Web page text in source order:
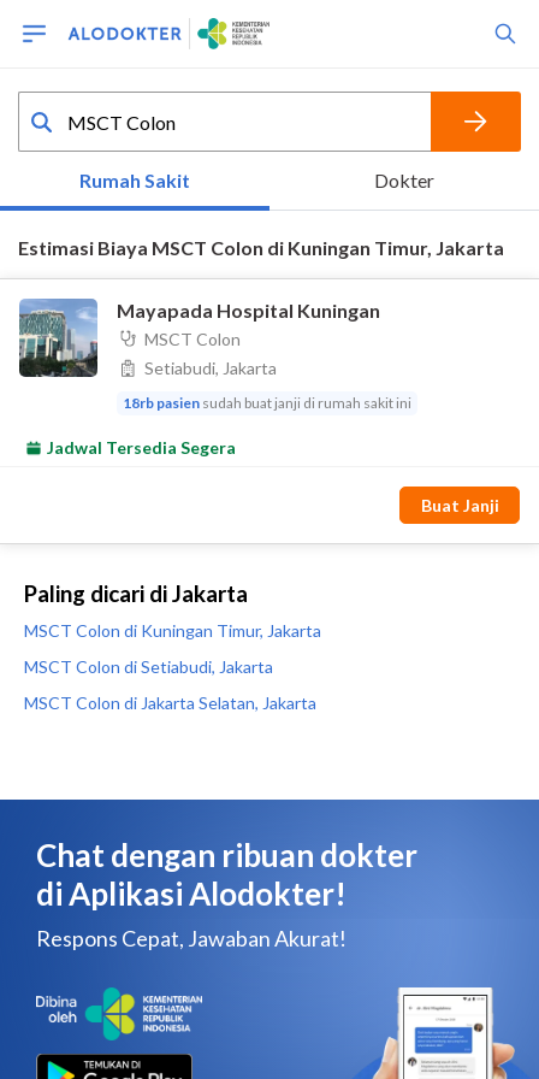
Paling dicari di Jakarta
MSCT Colon di Kuningan Timur, Jakarta
MSCT Colon di Setiabudi, Jakarta
MSCT Colon di Jakarta Selatan, Jakarta